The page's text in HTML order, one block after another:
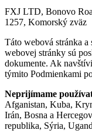
FXJ LTD, Bonovo
1257, Komorský zväz
Táto webová stránka
webovej stránky sú
dokumente. Ak
týmito Podmienkami
Neprijímame
Afganistan, Kuba,
Irán, Bosna a
republika, Sýria,